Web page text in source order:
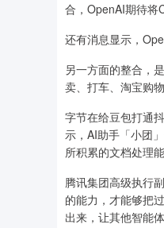
合，OpenAI期待将
还有消息显示，
另一方面的整合，
卖、打车、淘宝购
字节在给豆包打通
示，AI助手「小团
所积累的文档处理
腾讯集团高级执行
的能力，才能够把
出来，让其他智能